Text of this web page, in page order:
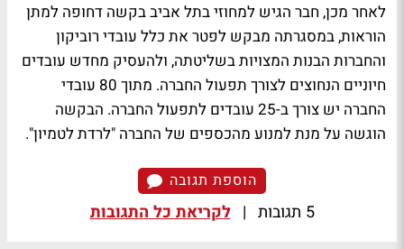
לאחר מכן, חבר הגיש למחוזי בתל אביב בקשה דחופה למתן
הוראות, במסגרתה מבקש לפטר את כלל עובדי רוביקון
והחברות הבנות המצויות בשליטתה, ולהעסיק מחדש עובדים
חיוניים הנחוצים לצורך תפעול החברה. מתוך 80 עובדי
החברה יש צורך ב-25 עובדים לתפעול החברה. הבקשה
הוגשה על מנת למנוע מהכספים של החברה "לרדת לטמיון".
הוספת תגובה
5 תגובות | לקריאת כל התגובות